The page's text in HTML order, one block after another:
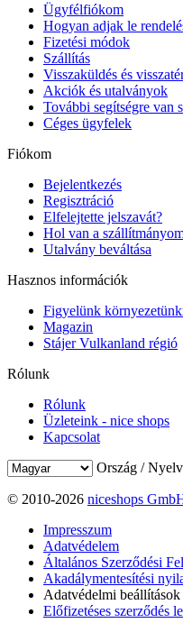
Ügyfélfiókom
Hogyan adjak le
Fizetési módok
Szállítás
Visszaküldés és
Akciók és utalványok
További segítségre van
Céges ügyfelek
Fiókom
Bejelentkezés
Regisztráció
Elfelejtette jelszavát?
Hol van a
Utalvány beváltása
Hasznos információk
Figyelünk
Magazin
Stájer Vulkanland régió
Rólunk
Rólunk
Üzleteink - nice shops
Kapcsolat
Ország /
© 2010-2026 niceshops
Impresszum
Adatvédelem
Általános Szerződési
Akadálymentesítési
Adatvédelmi beállítások
Előfizetéses szerződés